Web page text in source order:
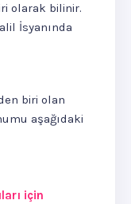
olarak bilinir.
İsyanında
biri olan
aşağıdaki
için